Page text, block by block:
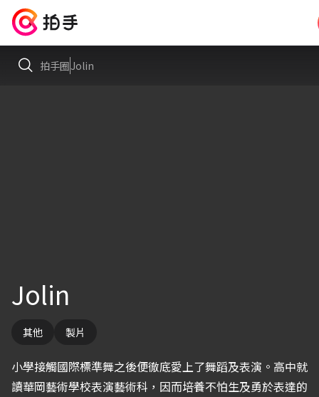
拍手圈Jolin
Jolin
其他 製片
小學接觸國際標準舞之後便徹底愛上了舞蹈及表演。高中就
讀華岡藝術學校表演藝術科，因而培養不怕生及勇於表達的